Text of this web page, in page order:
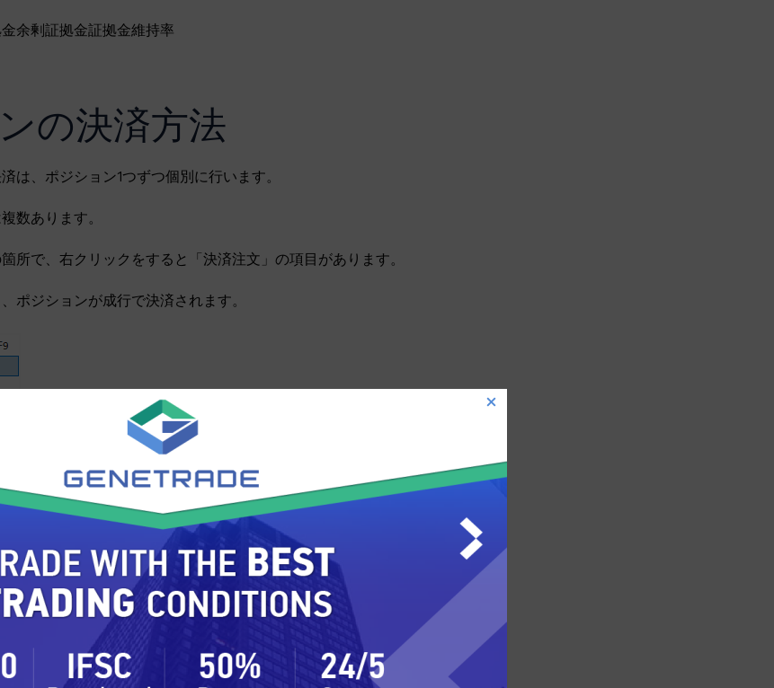
余剰証拠金証拠金維持率
の決済方法
は、ポジション1つずつ個別に行います。
数あります。
所で、右クリックをすると「決済注文」の項目があります。
ポジションが成行で決済されます。
ーで「注文変更または取消」をクリックし、「注文の変更」の箇所で
、成行決済ボタンが表示されます。
ることによっても、ポジションを決済できます。